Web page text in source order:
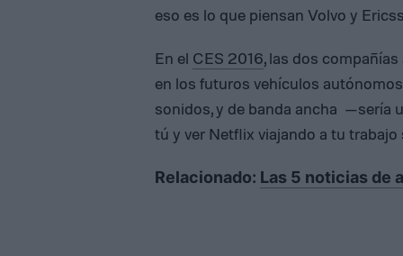
eso es lo que piensan Volvo y
En el CES 2016, las dos
en los futuros vehículos
sonidos, y de banda ancha —sería
tú y ver Netflix viajando a tu
Relacionado: Las 5 noticias de